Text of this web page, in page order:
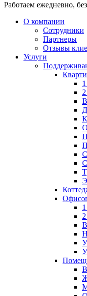
Работаем ежедневно,
О компании
Сотрудники
Партнеры
Отзывы
Услуги